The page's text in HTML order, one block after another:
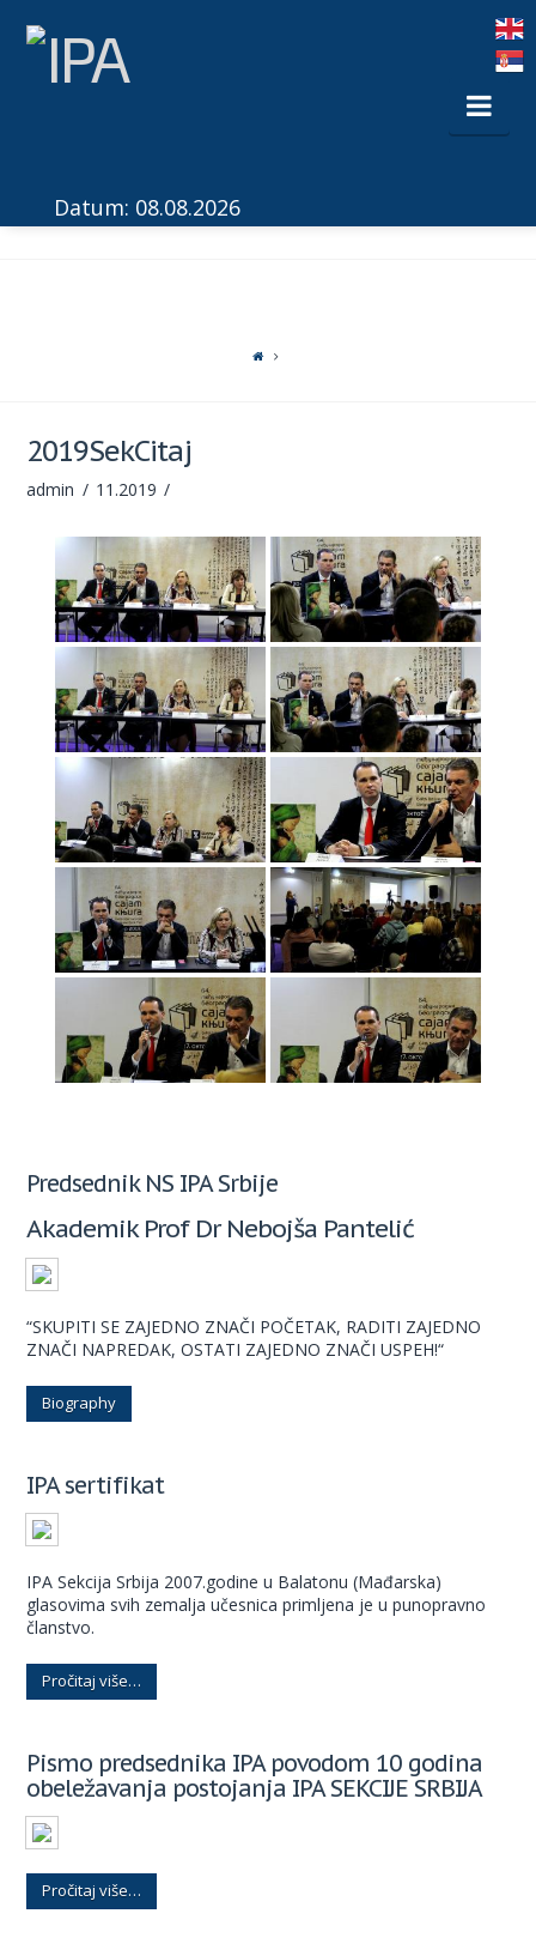
Datum: 08.08.2026
2019SekCitaj
admin 11.2019
Predsednik NS IPA Srbije
Akademik Prof Dr Nebojša Pantelić
“SKUPITI SE ZAJEDNO ZNAČI POČETAK, RADITI ZAJEDNO
ZNAČI NAPREDAK, OSTATI ZAJEDNO ZNAČI USPEH!“
Biography
IPA sertifikat
IPA Sekcija Srbija 2007.godine u Balatonu (Mađarska)
glasovima svih zemalja učesnica primljena je u punopravno
članstvo.
Pročitaj više…
Pismo predsednika IPA povodom 10 godina
obeležavanja postojanja IPA SEKCIJE SRBIJA
Pročitaj više…